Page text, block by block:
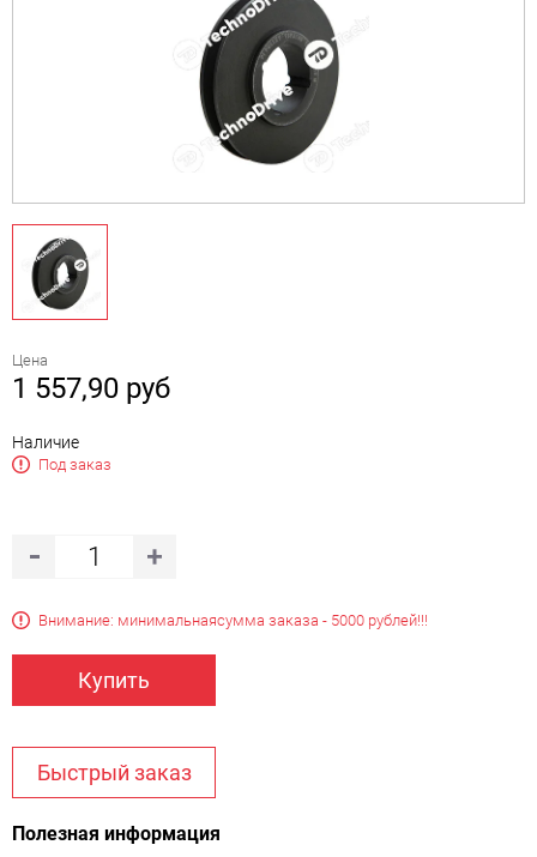
Цена
1 557,90 руб
Наличие
Под заказ
Внимание: минимальнаясумма заказа - 5000 рублей!!!
Купить
Быстрый заказ
Полезная информация